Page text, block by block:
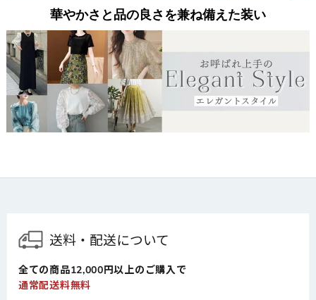
華やかさと品の良さを兼ね備えた装い
送料・配送について
全ての商品12,000円以上のご購入で
通常配送料無料